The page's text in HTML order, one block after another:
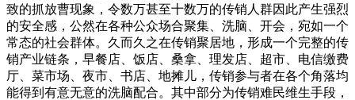
致的抓放曹现象，令数万甚至十数万的传销人群因此产生强烈
的安全感，公然在各种公众场合聚集、洗脑、开会，宛如一个
常态的社会群体。久而久之在传销聚居地，形成一个完整的传
销产业链条，早餐店、饭店、桑拿、理发店、超市、电信缴费
厅、菜市场、夜市、书店、地摊儿，传销参与者在各个角落均
能得到有意无意的洗脑配合。其中部分为传销难民维生手段，